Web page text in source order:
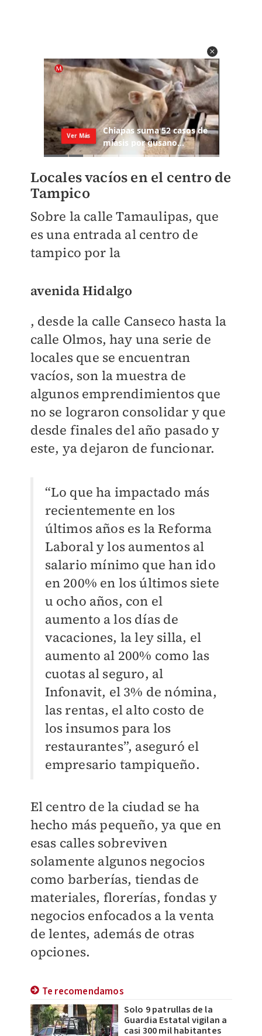
Locales vacíos en el centro de
Tampico
Sobre la calle Tamaulipas, que
es una entrada al centro de
tampico por la
avenida Hidalgo
, desde la calle Canseco hasta la
calle Olmos, hay una serie de
locales que se encuentran
vacíos, son la muestra de
algunos emprendimientos que
no se lograron consolidar y que
desde finales del año pasado y
este, ya dejaron de funcionar.
“Lo que ha impactado más
recientemente en los
últimos años es la Reforma
Laboral y los aumentos al
salario mínimo que han ido
en 200% en los últimos siete
u ocho años, con el
aumento a los días de
vacaciones, la ley silla, el
aumento al 200% como las
cuotas al seguro, al
Infonavit, el 3% de nómina,
las rentas, el alto costo de
los insumos para los
restaurantes”, aseguró el
empresario tampiqueño.
El centro de la ciudad se ha
hecho más pequeño, ya que en
esas calles sobreviven
solamente algunos negocios
como barberías, tiendas de
materiales, florerías, fondas y
negocios enfocados a la venta
de lentes, además de otras
opciones.
Te recomendamos
Solo 9 patrullas de la
Guardia Estatal vigilan a
casi 300 mil habitantes